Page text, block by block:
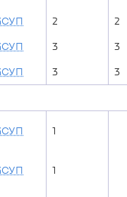
2 2
3 3
3 3
1
1